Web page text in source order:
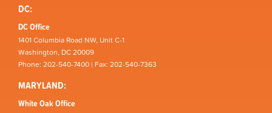
DC:
DC Office
1401 Columbia Road NW, Unit C-1
Washington, DC 20009
Phone: 202-540-7400 | Fax: 202-540-7363
MARYLAND:
White Oak Office